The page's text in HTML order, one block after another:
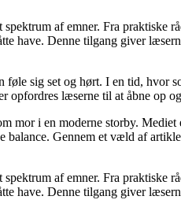
af emner. Fra praktiske
have. Denne tilgang giver
sig set og hørt. I en tid,
læserne til at åbne op
mor i en moderne storby.
Gennem et væld af
af emner. Fra praktiske
have. Denne tilgang giver